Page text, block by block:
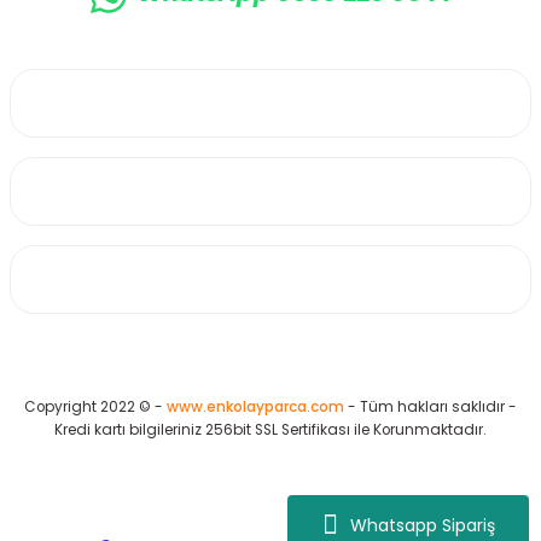
Whatsapp Sipariş
Copyright 2022 © - www.enkolayparca.com - Tüm hakları saklıdır -
Kredi kartı bilgileriniz 256bit SSL Sertifikası ile Korunmaktadır.